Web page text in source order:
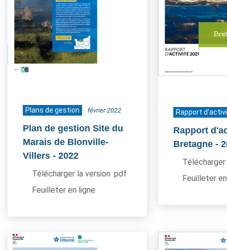
Plans de gestion février 2022
Plan de gestion Site du
Marais de Blonville-
Villers - 2022
Télécharger la version .pdf
Feuilleter en ligne
Rapport
Rapport
Bretagne -
Feuilleter